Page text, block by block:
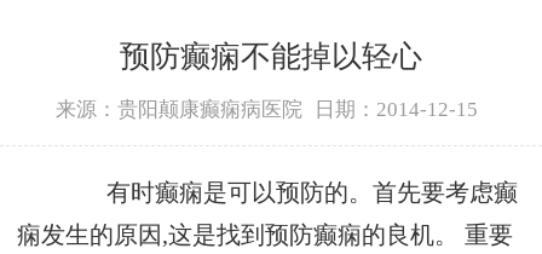
预防癫痫不能掉以轻心
来源：贵阳颠康癫痫病医院 日期：2014-12-15
有时癫痫是可以预防的。首先要考虑癫
痫发生的原因,这是找到预防癫痫的良机。 重要